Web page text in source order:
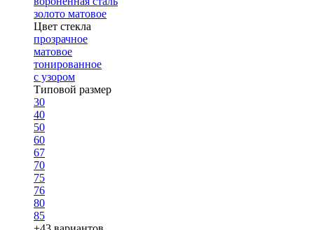
золото матовое
Цвет стекла
прозрачное
матовое
тонированное
с узором
Типовой размер
30
40
50
60
67
70
75
76
80
85